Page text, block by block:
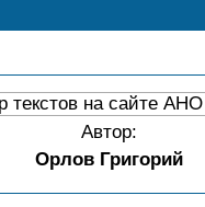
Автор:
Орлов Григорий